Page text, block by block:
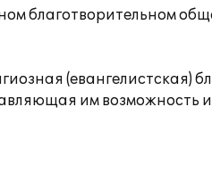
благотворительном
им возможность